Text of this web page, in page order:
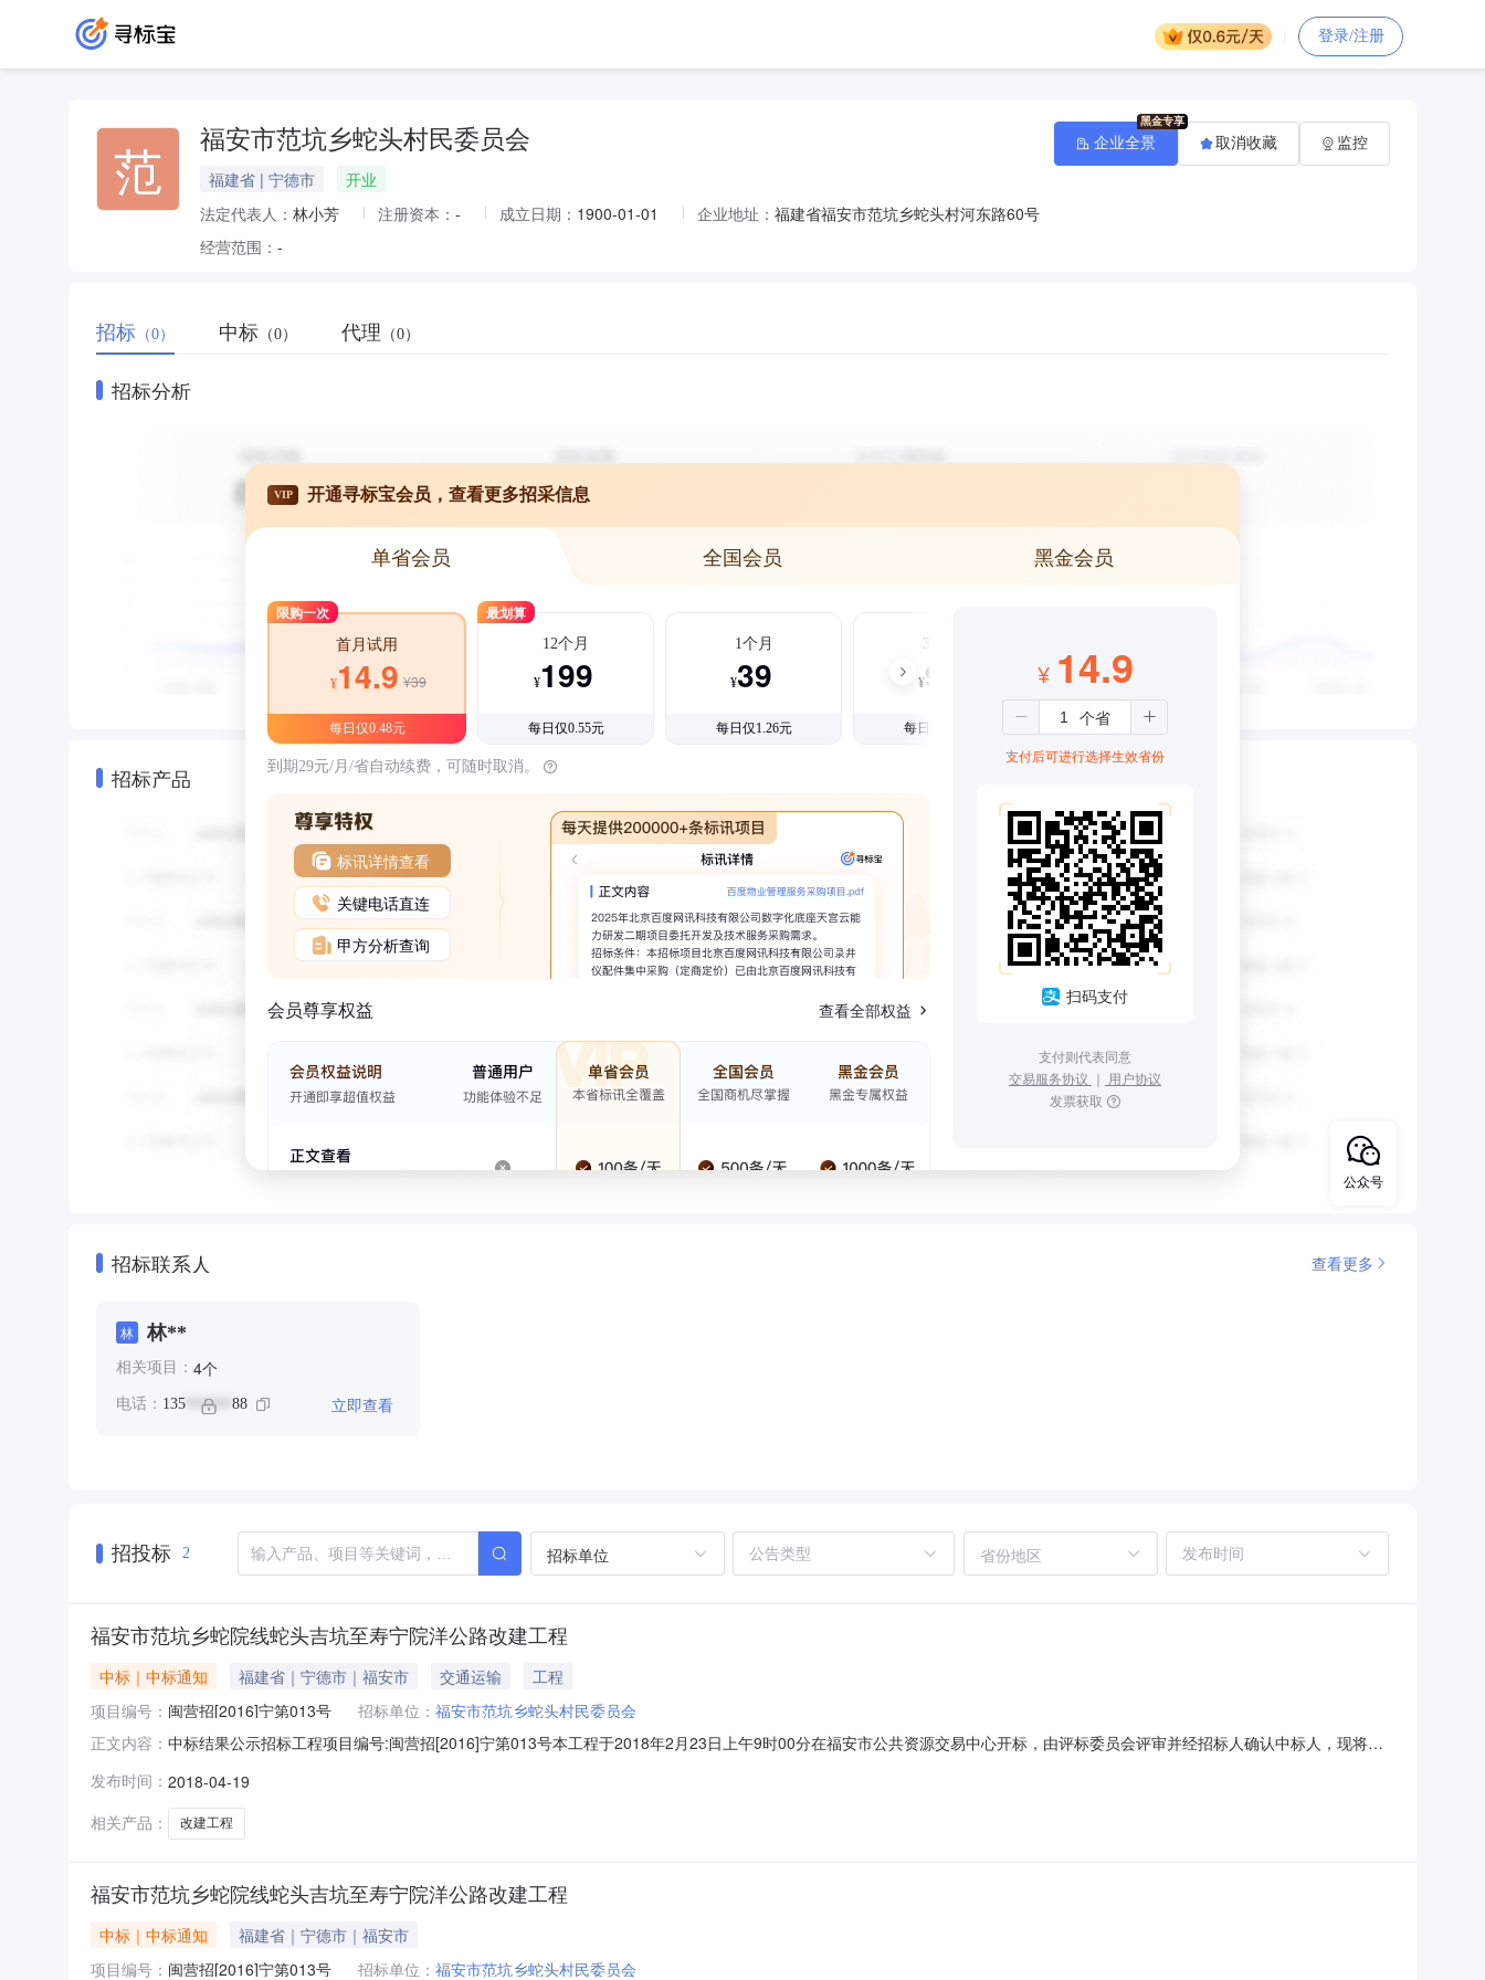
登录/注册
范 福安市范坑乡蛇头村民委员会
福建省 | 宁德市
开业
法定代表人： 林小芳 注册资本： - 成立日期： 1900-01-01 企业地址： 福建省福安市范坑乡蛇头村河东路60号
经营范围： -
企业全景 取消收藏 监控
招标 （0） 中标 （0） 代理 （0）
招标分析
招标产品
VIP 开通寻标宝会员，查看更多招采信息
单省会员 全国会员 黑金会员
限购一次
首月试用
¥14.9 ¥39
每日仅0.48元
最划算
12个月
¥199
每日仅0.55元
1个月
¥39
每日仅1.26元
3个月
¥99
每日仅1.08元
到期29元/月/省自动续费，可随时取消。
标讯详情查看
关键电话直连
甲方分析查询
会员尊享权益 查看全部权益
¥ 14.9
支付后可进行选择生效省份
扫码支付
支付则代表同意
交易服务协议 ｜ 用户协议
发票获取
招标联系人 查看更多
林 林**
相关项目： 4个
电话： 135 ****** 88 立即查看
招投标 2 招标单位 省份地区
福安市范坑乡蛇院线蛇头吉坑至寿宁院洋公路改建工程
中标｜中标通知 福建省｜宁德市｜福安市 交通运输
工程
项目编号： 闽营招[2016]宁第013号 招标单位： 福安市范坑乡蛇头村民委员会
正文内容： 中标结果公示招标工程项目编号:闽营招[2016]宁第013号本工程于2018年2月23日上午9时00分在福安市公共资源交易中心开标，由评标委员会评审并经招标人确认中标人，现将中
蛇头吉坑至寿宁院洋公路改建工程招标方式：公开招标3、中标人名称及中标价中标人名称：龙岩市新罗区路桥工程有限公司项目负责人：詹大海（证书编号：闽235111251912）
技术负责
发布时间： 2018-04-19
相关产品：
改建工程
福安市范坑乡蛇院线蛇头吉坑至寿宁院洋公路改建工程
中标｜中标通知
福建省｜宁德市｜福安市
项目编号： 闽营招[2016]宁第013号 招标单位： 福安市范坑乡蛇头村民委员会
公众号